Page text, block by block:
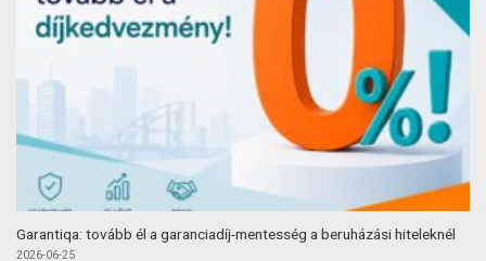
Garantiqa: tovább él a garanciadíj-mentesség a beruházási hiteleknél
2026-06-25